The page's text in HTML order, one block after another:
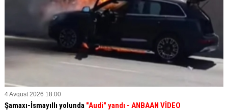
4 Avqust 2026 18:00
Şamaxı-İsmayıllı yolunda "Audi" yandı - ANBAAN VİDEO